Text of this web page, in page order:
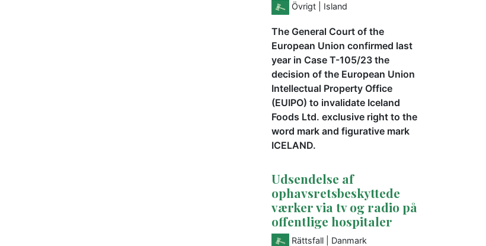
Övrigt | Island
The General Court of the
European Union confirmed last
year in Case T-105/23 the
decision of the European Union
Intellectual Property Office
(EUIPO) to invalidate Iceland
Foods Ltd. exclusive right to the
word mark and figurative mark
ICELAND.
Udsendelse af
ophavsretsbeskyttede
værker via tv og radio på
offentlige hospitaler
Rättsfall | Danmark